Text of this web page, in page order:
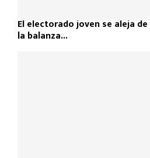
El electorado joven se aleja
la balanza...